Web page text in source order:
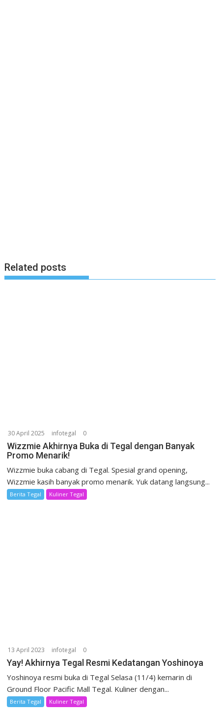
Related posts
30 April 2025 infotegal 0
Wizzmie Akhirnya Buka di Tegal dengan Banyak
Promo Menarik!
Wizzmie buka cabang di Tegal. Spesial grand opening,
Wizzmie kasih banyak promo menarik. Yuk datang langsung...
Berita Tegal Kuliner Tegal
13 April 2023 infotegal 0
Yay! Akhirnya Tegal Resmi Kedatangan Yoshinoya
Yoshinoya resmi buka di Tegal Selasa (11/4) kemarin di
Ground Floor Pacific Mall Tegal. Kuliner dengan...
Berita Tegal Kuliner Tegal